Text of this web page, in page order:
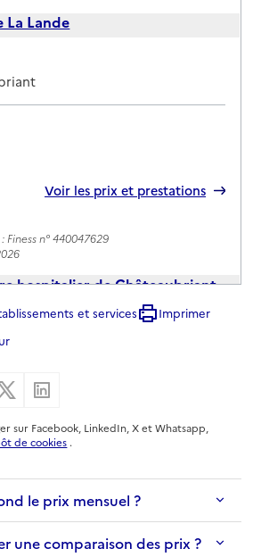
La Lande
Voir les prix et prestations
Finess n° 440047629
hospitalier de Châteaubriant
Voir les prix et prestations
n° 440021368
et services
Imprimer
par emailsur Facebook
Partager sur X
sur Facebook, LinkedIn, X et Whatsapp,
de cookies .
le prix mensuel ?
une comparaison des prix ?